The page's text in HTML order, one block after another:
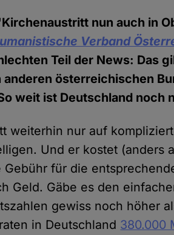
nun auch in
Verband
Teil der News: Das
österreichischen
weit ist Deutschland noch
weiterhin nur auf
Und er kostet (anders
für die
Geld. Gäbe es den
gewiss noch höher
in Deutschland 380.000